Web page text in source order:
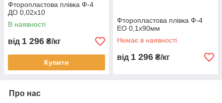
Фторопластова плівка Ф-4
ДО 0,02х10
В наявності
від 1 296 ₴/кг
Купити
Фторопластова плівка Ф-4
ЕО 0,1х90мм
Немає в наявності
від 1 296 ₴/кг
Про нас